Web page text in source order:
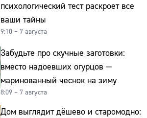
психологический тест раскроет все
ваши тайны
9:10 – 7 августа
Забудьте про скучные заготовки:
вместо надоевших огурцов —
маринованный чеснок на зиму
8:09 – 7 августа
Дом выглядит дёшево и старомодно: